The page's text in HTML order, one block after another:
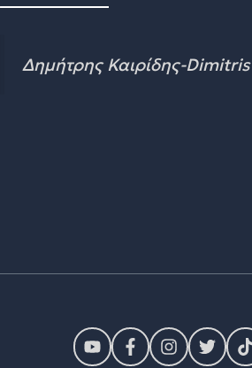
Δημήτρης Καιρίδης-